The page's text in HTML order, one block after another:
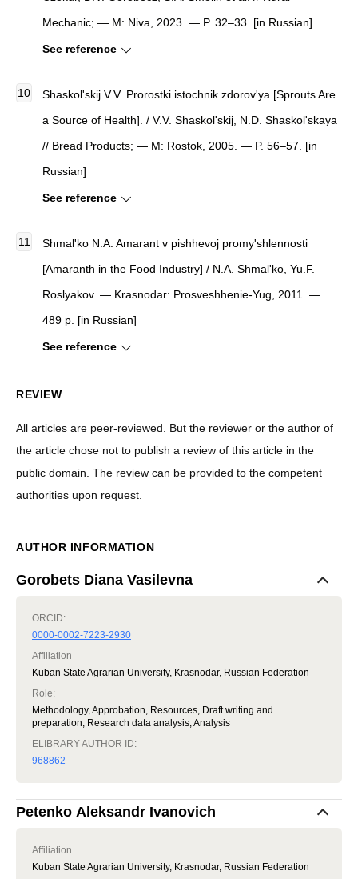
Mechanic; — M: Niva, 2023. — P. 32–33. [in Russian]
See reference
Shaskol'skij V.V. Prorostki istochnik zdorov'ya [Sprouts Are
a Source of Health] . / V.V. Shaskol'skij, N.D. Shaskol'skaya
// Bread Products; — M: Rostok, 2005. — P. 56–57. [in
Russian]
See reference
Shmal'ko N.A. Amarant v pishhevoj promy'shlennosti
[Amaranth in the Food Industry] / N.A. Shmal'ko, Yu.F.
Roslyakov. — Krasnodar: Prosveshhenie-Yug, 2011. —
489 p. [in Russian]
See reference
REVIEW
All articles are peer-reviewed. But the reviewer or the author of
the article chose not to publish a review of this article in the
public domain. The review can be provided to the competent
authorities upon request.
AUTHOR INFORMATION
Gorobets Diana Vasilevna
ORCID:
0000-0002-7223-2930
Affiliation
Kuban State Agrarian University, Krasnodar, Russian Federation
Role:
Methodology, Approbation, Resources, Draft writing and
preparation, Research data analysis, Analysis
ELIBRARY AUTHOR ID:
968862
Petenko Aleksandr Ivanovich
Affiliation
Kuban State Agrarian University, Krasnodar, Russian Federation